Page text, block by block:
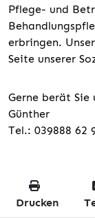
Pflege- und
erbringen.
Seite unserer
Gerne berät Sie
Günther
Tel.: 039888 62
Drucken